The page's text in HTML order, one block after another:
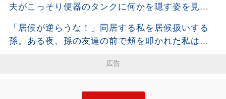
夫がこっそり便器のタンクに何かを隠す姿を見て
は声も出せず凍りついた――
「居候が逆らうな！」同居する私を居候扱いする
孫。ある夜、孫の友達の前で頬を叩かれた私は静
広告